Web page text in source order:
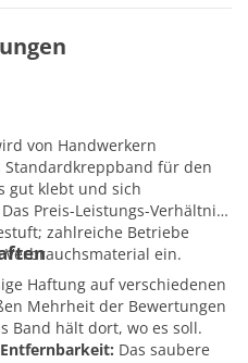
von Handwerkern
Standardkreppband für den
gut klebt und sich
Preis-Leistungs-Verhältnis
zahlreiche Betriebe
Verbrauchsmaterial ein.
Haftung auf verschiedenen
Mehrheit der Bewertungen
Band hält dort, wo es soll.
Das saubere